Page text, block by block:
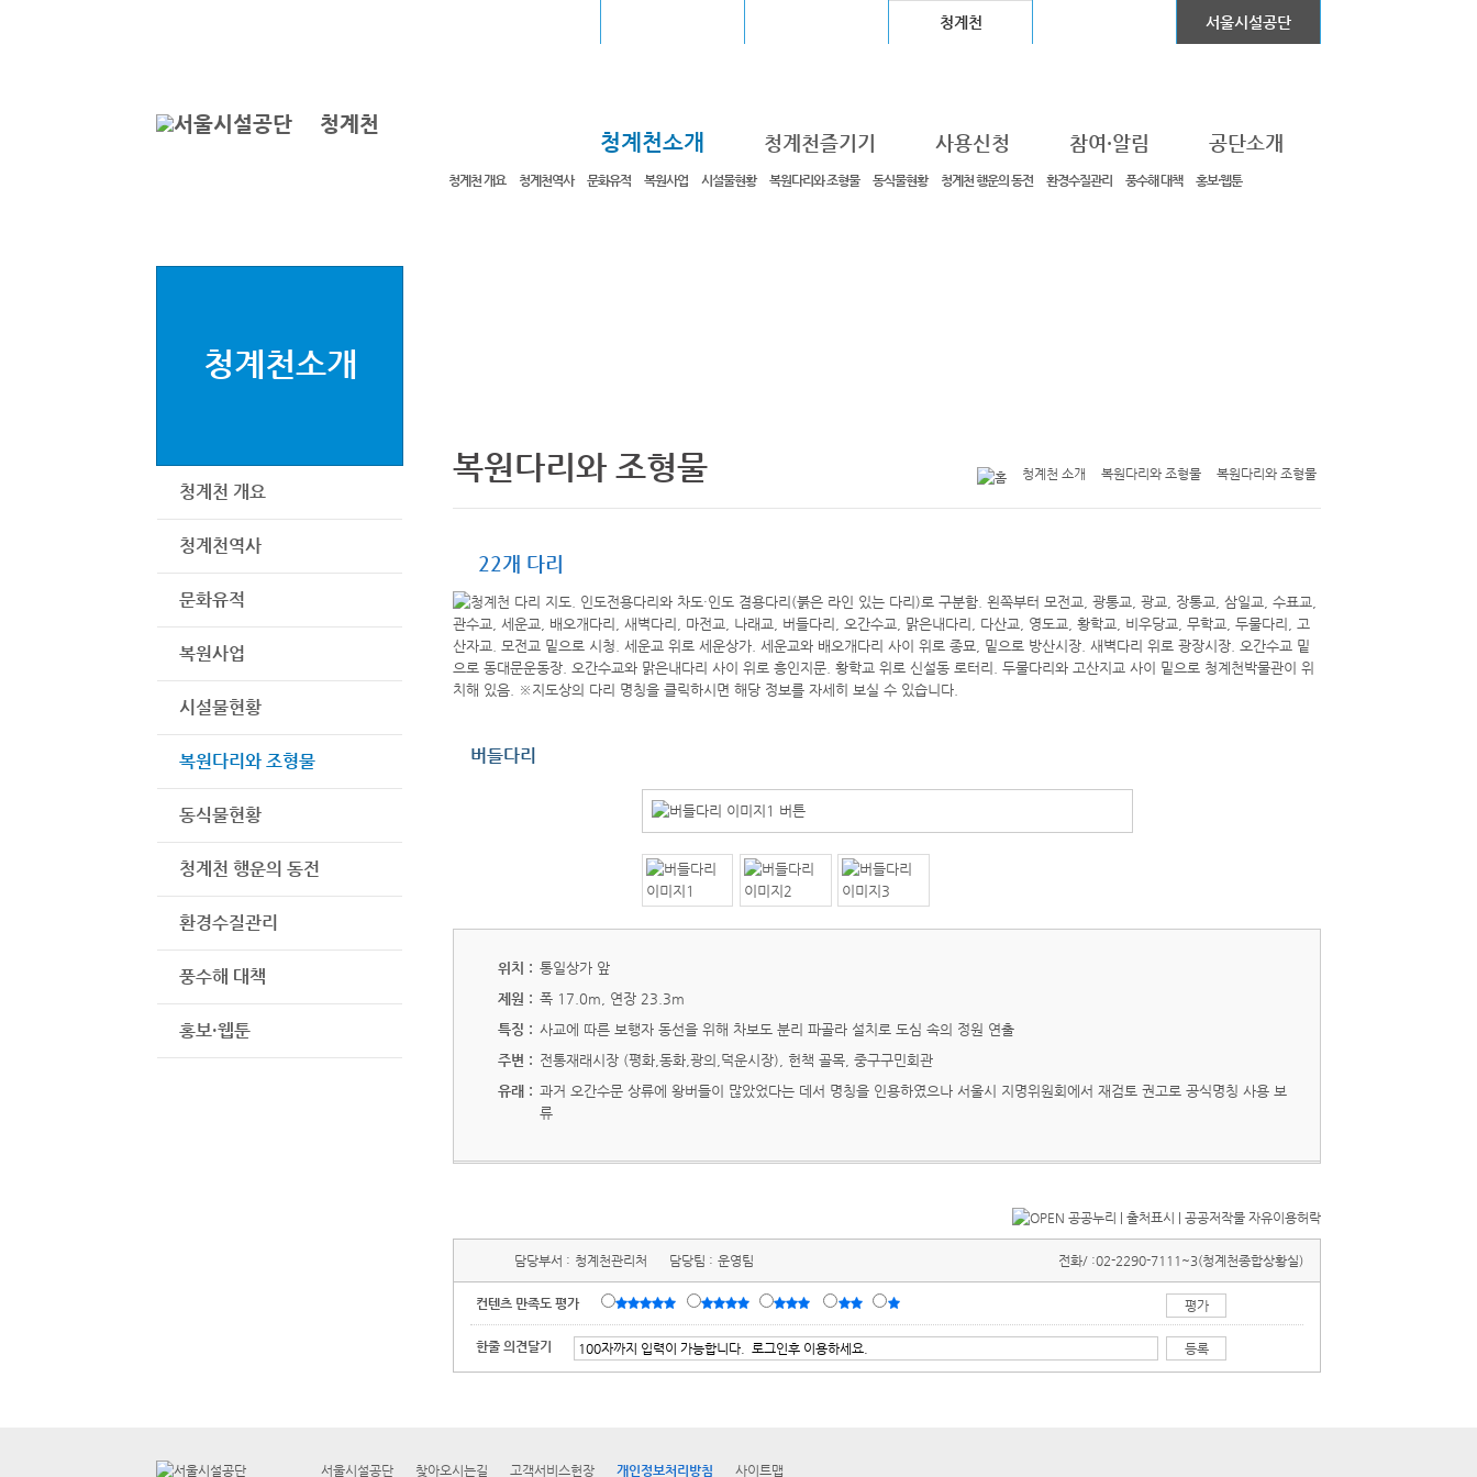
청계천
청계천 서울시설공단
청계천소개
청계천 개요 청계천역사 문화유적 복원사업 시설물현황 복원다리와 조형물 동식물현황 청계천 행운의 동전 환경수질관리 풍수해 대책 홍보·웹툰
청계천즐기기 사용신청 참여·알림 공단소개
청계천소개
청계천 개요
청계천역사
문화유적
복원사업
시설물현황
복원다리와 조형물
동식물현황
청계천 행운의 동전
환경수질관리
풍수해 대책
홍보·웹툰
복원다리와 조형물 청계천 소개 복원다리와 조형물 복원다리와 조형물
22개 다리
버들다리
위치 : 통일상가 앞
제원 : 폭 17.0m, 연장 23.3m
특징 : 사교에 따른 보행자 동선을 위해 차보도 분리 파골라 설치로 도심 속의 정원 연출
주변 : 전통재래시장 (평화,동화,광의,덕운시장), 헌책 골목, 중구구민회관
유래 : 과거 오간수문 상류에 왕버들이 많았었다는 데서 명칭을 인용하였으나 서울시 지명위원회에서 재검토 권고로 공식명칭 사용 보
류
담당부서 : 청계천관리처 담당팀 : 운영팀 전화/ :02-2290-7111~3(청계천종합상황실)
컨텐츠 만족도 평가
한줄 의견달기
서울시설공단 찾아오시는길 고객서비스헌장 개인정보처리방침 사이트맵